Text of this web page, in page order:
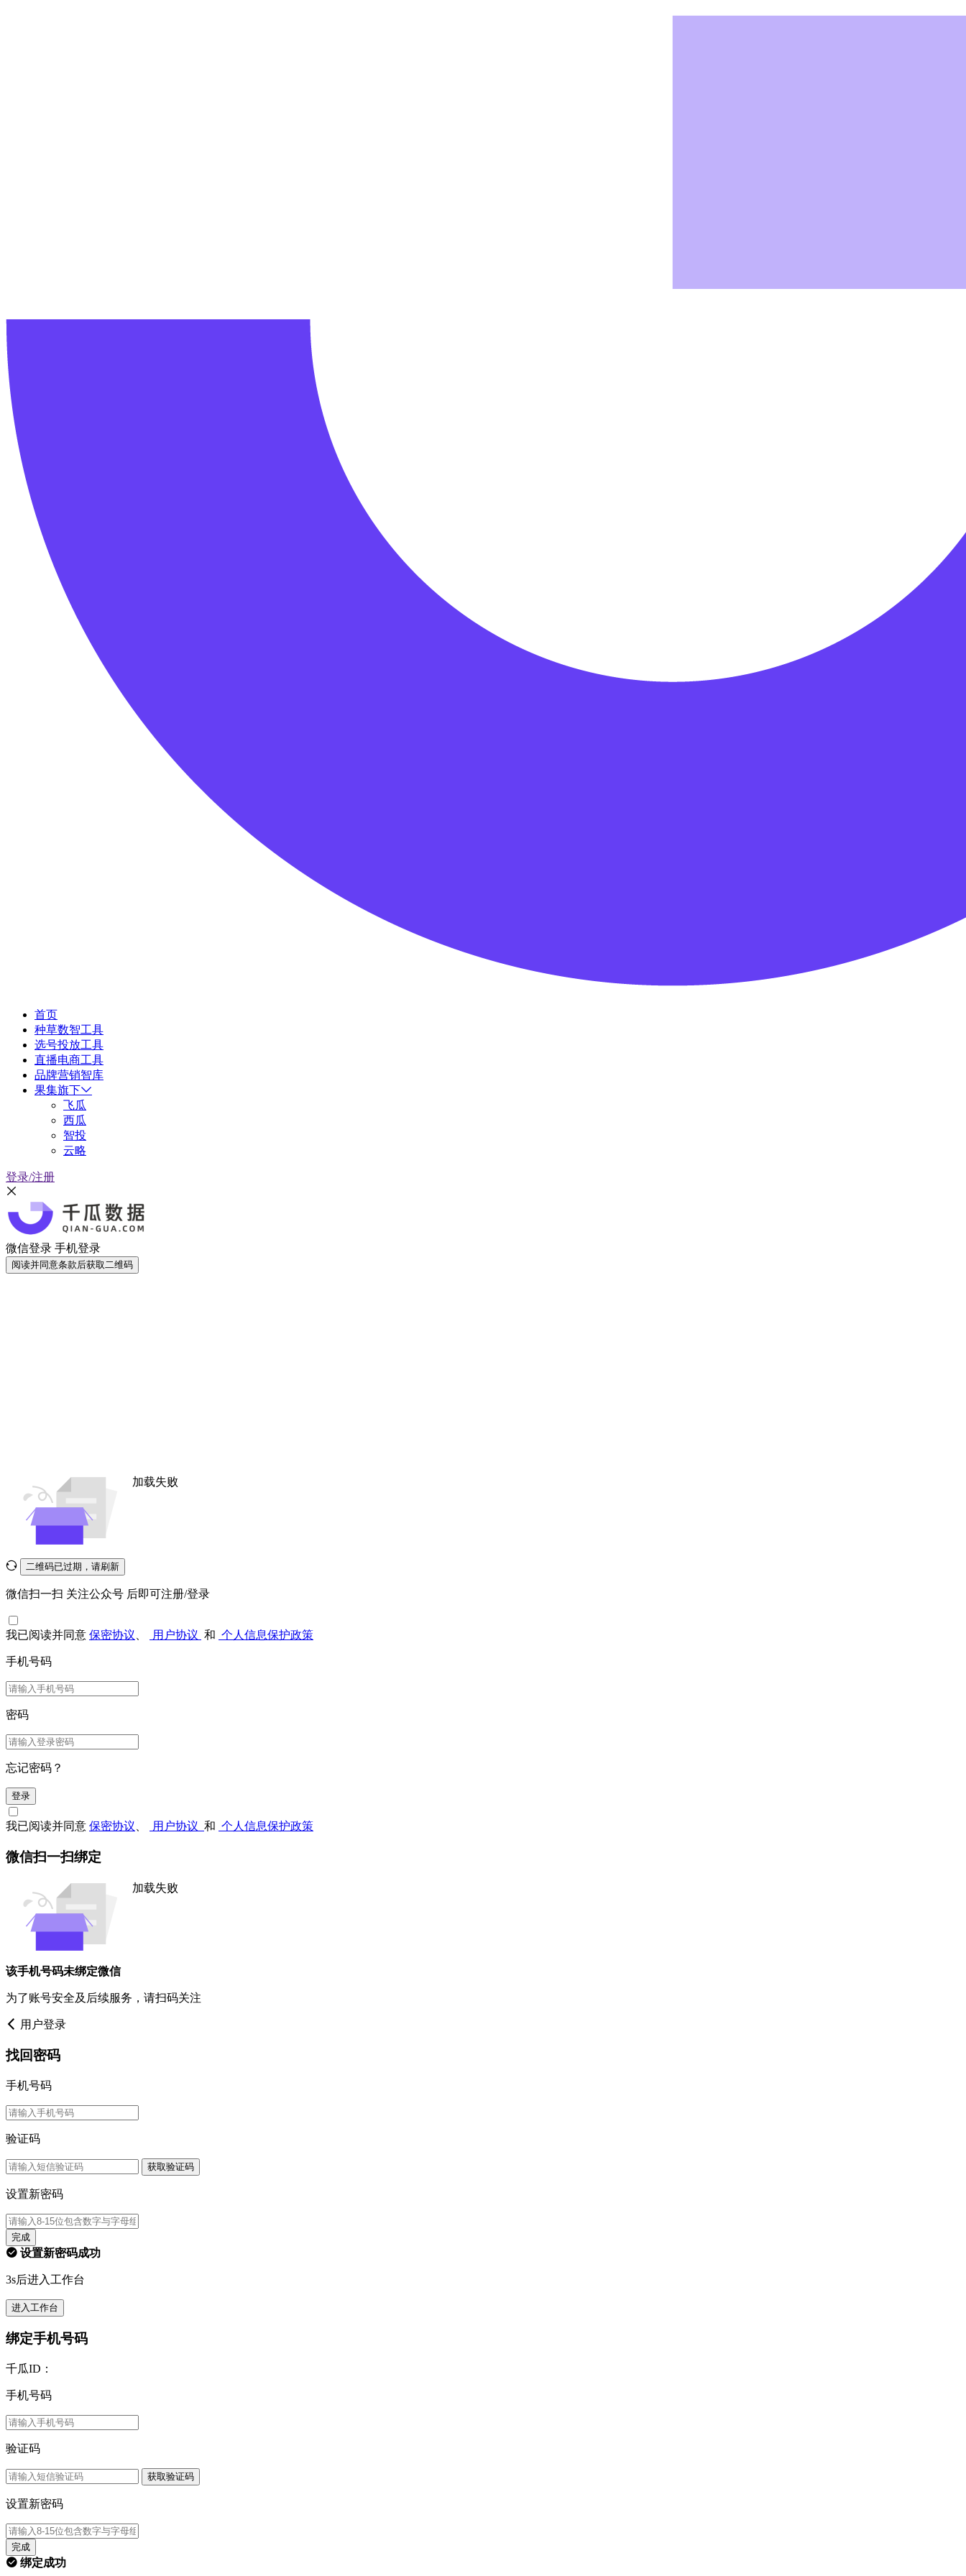
首页
种草数智工具
选号投放工具
直播电商工具
品牌营销智库
果集旗下
飞瓜
西瓜
智投
云略
登录/注册
微信登录 手机登录
阅读并同意条款后获取二维码
加载失败
二维码已过期，请刷新
微信扫一扫 关注公众号 后即可注册/登录
我已阅读并同意 保密协议 用户协议 和 个人信息保护政策
手机号码
密码
忘记密码？
登录
我已阅读并同意 保密协议 用户协议 和 个人信息保护政策
微信扫一扫绑定
加载失败
该手机号码未绑定微信
为了账号安全及后续服务，请扫码关注
用户登录
找回密码
手机号码
验证码
获取验证码
设置新密码
完成
设置新密码成功
3s后进入工作台
进入工作台
绑定手机号码
千瓜ID：
手机号码
验证码
获取验证码
设置新密码
完成
绑定成功